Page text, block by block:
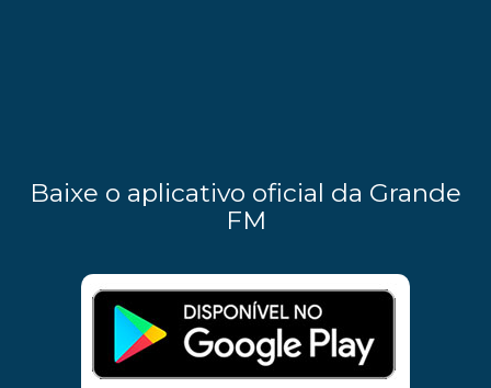
Baixe o aplicativo oficial da Grande
FM